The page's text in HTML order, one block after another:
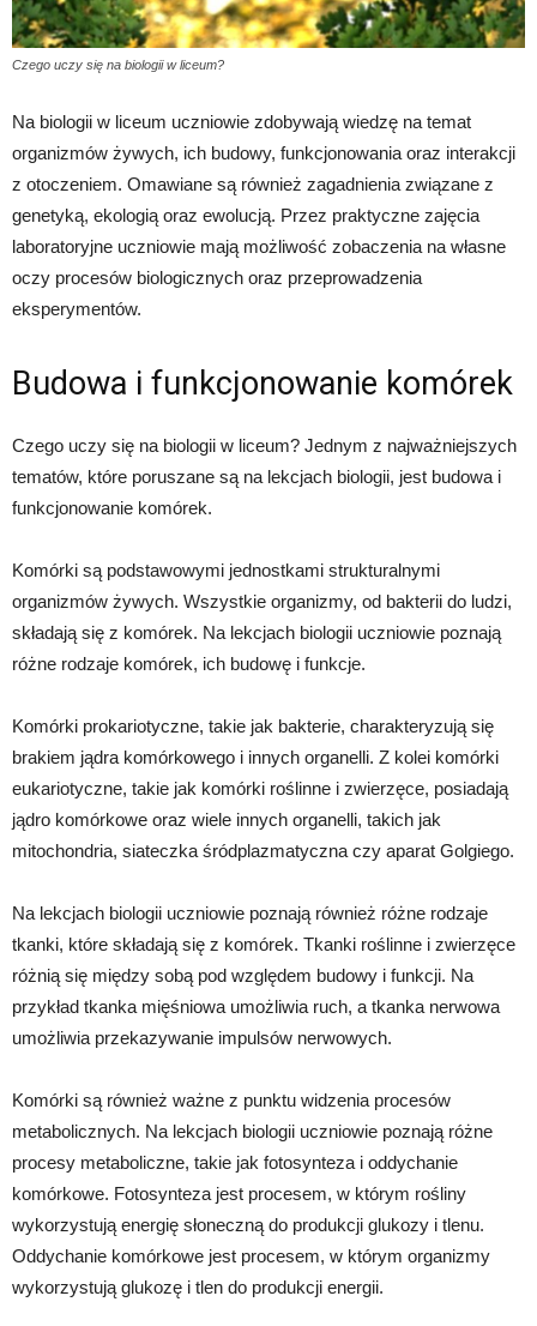
Czego uczy się na biologii w liceum?
Na biologii w liceum uczniowie zdobywają wiedzę na temat
organizmów żywych, ich budowy, funkcjonowania oraz interakcji
z otoczeniem. Omawiane są również zagadnienia związane z
genetyką, ekologią oraz ewolucją. Przez praktyczne zajęcia
laboratoryjne uczniowie mają możliwość zobaczenia na własne
oczy procesów biologicznych oraz przeprowadzenia
eksperymentów.
Budowa i funkcjonowanie komórek
Czego uczy się na biologii w liceum? Jednym z najważniejszych
tematów, które poruszane są na lekcjach biologii, jest budowa i
funkcjonowanie komórek.
Komórki są podstawowymi jednostkami strukturalnymi
organizmów żywych. Wszystkie organizmy, od bakterii do ludzi,
składają się z komórek. Na lekcjach biologii uczniowie poznają
różne rodzaje komórek, ich budowę i funkcje.
Komórki prokariotyczne, takie jak bakterie, charakteryzują się
brakiem jądra komórkowego i innych organelli. Z kolei komórki
eukariotyczne, takie jak komórki roślinne i zwierzęce, posiadają
jądro komórkowe oraz wiele innych organelli, takich jak
mitochondria, siateczka śródplazmatyczna czy aparat Golgiego.
Na lekcjach biologii uczniowie poznają również różne rodzaje
tkanki, które składają się z komórek. Tkanki roślinne i zwierzęce
różnią się między sobą pod względem budowy i funkcji. Na
przykład tkanka mięśniowa umożliwia ruch, a tkanka nerwowa
umożliwia przekazywanie impulsów nerwowych.
Komórki są również ważne z punktu widzenia procesów
metabolicznych. Na lekcjach biologii uczniowie poznają różne
procesy metaboliczne, takie jak fotosynteza i oddychanie
komórkowe. Fotosynteza jest procesem, w którym rośliny
wykorzystują energię słoneczną do produkcji glukozy i tlenu.
Oddychanie komórkowe jest procesem, w którym organizmy
wykorzystują glukozę i tlen do produkcji energii.